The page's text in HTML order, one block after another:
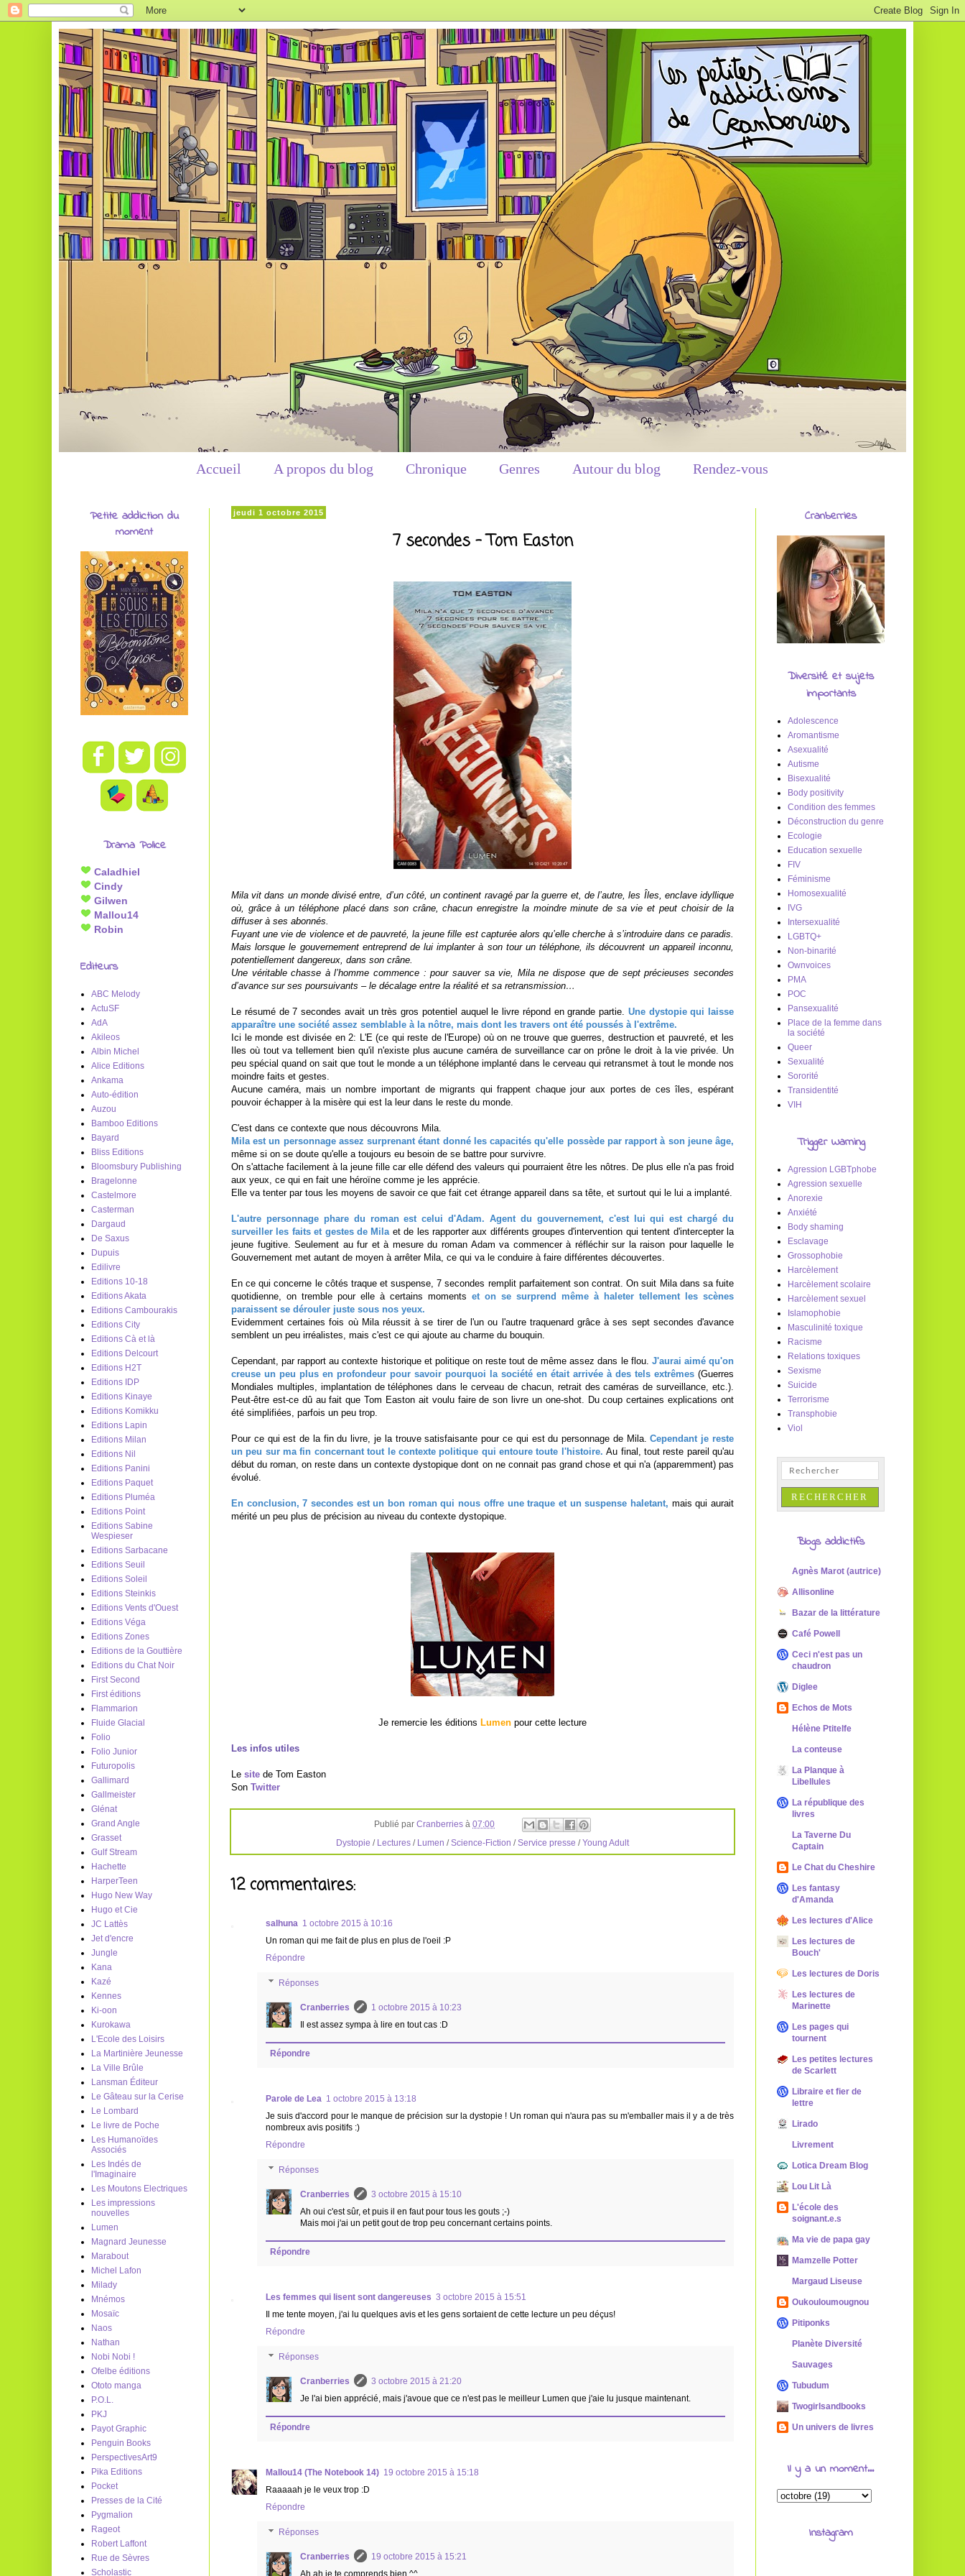
Accueil A propos du blog Chronique Genres Autour du blog Rendez-vous
jeudi 1 octobre 2015
7 secondes - Tom Easton
Mila vit dans un monde divisé entre, d’un côté, un continent ravagé par la guerre et, de l’autre, les Îles, enclave idyllique
où, grâce à un téléphone placé dans son crâne, chacun enregistre la moindre minute de sa vie et peut choisir de la
diffuser à ses abonnés.
Fuyant une vie de violence et de pauvreté, la jeune fille est capturée alors qu’elle cherche à s’introduire dans ce paradis.
Mais lorsque le gouvernement entreprend de lui implanter à son tour un téléphone, ils découvrent un appareil inconnu,
potentiellement dangereux, dans son crâne.
Une véritable chasse à l’homme commence : pour sauver sa vie, Mila ne dispose que de sept précieuses secondes
d’avance sur ses poursuivants – le décalage entre la réalité et sa retransmission…
Le résumé de 7 secondes avait un très gros potentiel auquel le livre répond en grande partie. Une dystopie qui laisse
apparaître une société assez semblable à la nôtre, mais dont les travers ont été poussés à l'extrême.
Ici le monde est divisée en 2: L'E (ce qui reste de l'Europe) où on ne trouve que guerres, destruction et pauvreté, et les
Iles où tout va tellement bien qu'il n'existe plus aucune caméra de surveillance car on prône le droit à la vie privée. Un
peu spécial quand on sait que tout le monde a un téléphone implanté dans le cerveau qui retransmet à tout le monde nos
moindre faits et gestes.
Aucune caméra, mais un nombre important de migrants qui frappent chaque jour aux portes de ces îles, espérant
pouvoir échapper à la misère qui est la leur dans le reste du monde.
C'est dans ce contexte que nous découvrons Mila.
Mila est un personnage assez surprenant étant donné les capacités qu'elle possède par rapport à son jeune âge,
même si on se doute qu'elle a toujours eu besoin de se battre pour survivre.
On s'attache facilement à la jeune fille car elle défend des valeurs qui pourraient être les nôtres. De plus elle n'a pas froid
aux yeux, ce qui en fait une héroïne comme je les apprécie.
Elle va tenter par tous les moyens de savoir ce que fait cet étrange appareil dans sa tête, et surtout qui le lui a implanté.
L'autre personnage phare du roman est celui d'Adam. Agent du gouvernement, c'est lui qui est chargé du
surveiller les faits et gestes de Mila et de les rapporter aux différents groupes d'intervention qui tentent d'intercepter la
jeune fugitive. Seulement au fur et à mesure du roman Adam va commencer à réfléchir sur la raison pour laquelle le
Gouvernement met autant de moyen à arrêter Mila, ce qui va le conduire à faire différentes découvertes.
En ce qui concerne le côtés traque et suspense, 7 secondes remplit parfaitement son contrat. On suit Mila dans sa fuite
quotidienne, on tremble pour elle à certains moments et on se surprend même à haleter tellement les scènes
paraissent se dérouler juste sous nos yeux.
Evidemment certaines fois où Mila réussit à se tirer de l'un ou l'autre traquenard grâce à ses sept secondes d'avance
semblent un peu irréalistes, mais c'est ce qui ajoute au charme du bouquin.
Cependant, par rapport au contexte historique et politique on reste tout de même assez dans le flou. J'aurai aimé qu'on
creuse un peu plus en profondeur pour savoir pourquoi la société en était arrivée à des tels extrêmes (Guerres
Mondiales multiples, implantation de téléphones dans le cerveau de chacun, retrait des caméras de surveillance, etc.).
Peut-être est-ce dû au fait que Tom Easton ait voulu faire de son livre un one-shot. Du coup certaines explications ont
été simplifiées, parfois un peu trop.
Pour ce qui est de la fin du livre, je la trouve satisfaisante pour ce qui est du personnage de Mila.Cependant je reste
un peu sur ma fin concernant tout le contexte politique qui entoure toute l'histoire.Au final, tout reste pareil qu'au
début du roman, on reste dans un contexte dystopique dont on ne connait pas grand chose et qui n'a (apparemment) pas
évolué.
En conclusion, 7 secondes est un bon roman qui nous offre une traque et un suspense haletant, mais qui aurait
mérité un peu plus de précision au niveau du contexte dystopique.
Je remercie les éditions Lumen pour cette lecture
Les infos utiles
Le site de Tom Easton
Son Twitter
Publié par Cranberries à 07:00
Dystopie / Lectures / Lumen /Science-Fiction /Service presse /Young Adult
12 commentaires:
salhuna 1 octobre 2015 à 10:16
Un roman qui me fait de plus en plus de l'oeil :P
Répondre
Réponses
Cranberries
1 octobre 2015 à 10:23
Il est assez sympa à lire en tout cas :D
Répondre
Parole de Lea 1 octobre 2015 à 13:18
Je suis d'accord pour le manque de précision sur la dystopie ! Un roman qui n'aura pas su m'emballer mais il y a de très
nombreux avis positifs :)
Répondre
Réponses
Cranberries
3 octobre 2015 à 15:10
Ah oui c'est sûr, et puis il en faut pour tous les gouts ;-)
Mais moi j'ai un petit gout de trop peu concernant certains points.
Répondre
Les femmes qui lisent sont dangereuses 3 octobre 2015 à 15:51
Il me tente moyen, j'ai lu quelques avis et les gens sortaient de cette lecture un peu déçus!
Répondre
Réponses
Cranberries
3 octobre 2015 à 21:20
Je l'ai bien apprécié, mais j'avoue que ce n'est pas le meilleur Lumen que j'aie lu jusque maintenant.
Répondre
Mallou14 (The Notebook 14) 19 octobre 2015 à 15:18
Raaaaah je le veux trop :D
Répondre
Réponses
Cranberries
19 octobre 2015 à 15:21
Petite addiction du
moment
Drama Police
Caladhiel
Cindy
Gilwen
Mallou14
Robin
Editeurs
ABC Melody
ActuSF
AdA
Akileos
Albin Michel
Alice Editions
Ankama
Auto-édition
Auzou
Bamboo Editions
Bayard
Bliss Editions
Bloomsbury Publishing
Bragelonne
Castelmore
Casterman
Dargaud
De Saxus
Dupuis
Edilivre
Editions 10-18
Editions Akata
Editions Cambourakis
Editions City
Editions Cà et là
Editions Delcourt
Editions H2T
Editions IDP
Editions Kinaye
Editions Komikku
Editions Lapin
Editions Milan
Editions Nil
Editions Panini
Editions Paquet
Editions Pluméa
Editions Point
Editions Sabine
Wespieser
Editions Sarbacane
Editions Seuil
Editions Soleil
Editions Steinkis
Editions Vents d'Ouest
Editions Véga
Editions Zones
Editions de la Gouttière
Editions du Chat Noir
First Second
First éditions
Flammarion
Fluide Glacial
Folio
Folio Junior
Futuropolis
Gallimard
Gallmeister
Glénat
Grand Angle
Grasset
Gulf Stream
Hachette
HarperTeen
Hugo New Way
Hugo et Cie
JC Lattès
Jet d'encre
Jungle
Kana
Kazé
Kennes
Ki-oon
Kurokawa
L'Ecole des Loisirs
La Martinière Jeunesse
La Ville Brûle
Lansman Éditeur
Le Gâteau sur la Cerise
Le Lombard
Le livre de Poche
Les Humanoïdes
Associés
Les Indés de
l'Imaginaire
Les Moutons Electriques
Les impressions
nouvelles
Lumen
Magnard Jeunesse
Marabout
Michel Lafon
Milady
Mnémos
Mosaïc
Naos
Nathan
Nobi Nobi !
Ofelbe éditions
Ototo manga
P.O.L.
PKJ
Payot Graphic
Penguin Books
PerspectivesArt9
Pika Editions
Pocket
Presses de la Cité
Pygmalion
Rageot
Robert Laffont
Rue de Sèvres
Scholastic
Cranberries
Diversité et sujets
importants
Adolescence
Aromantisme
Asexualité
Autisme
Bisexualité
Body positivity
Condition des femmes
Déconstruction du genre
Ecologie
Education sexuelle
FIV
Féminisme
Homosexualité
IVG
Intersexualité
LGBTQ+
Non-binarité
Ownvoices
PMA
POC
Pansexualité
Place de la femme dans
la société
Queer
Sexualité
Sororité
Transidentité
VIH
Trigger Warning
Agression LGBTphobe
Agression sexuelle
Anorexie
Anxiété
Body shaming
Esclavage
Grossophobie
Harcèlement
Harcèlement scolaire
Harcèlement sexuel
Islamophobie
Masculinité toxique
Racisme
Relations toxiques
Sexisme
Suicide
Terrorisme
Transphobie
Viol
Blogs addictifs
Agnès Marot (autrice)
Allisonline
Bazar de la littérature
Café Powell
Ceci n'est pas un
chaudron
Diglee
Echos de Mots
Hélène Ptitelfe
La conteuse
La Planque à
Libellules
La république des
livres
La Taverne Du
Captain
Le Chat du Cheshire
Les fantasy
d'Amanda
Les lectures d'Alice
Les lectures de
Bouch'
Les lectures de Doris
Les lectures de
Marinette
Les pages qui
tournent
Les petites lectures
de Scarlett
Libraire et fier de
lettre
Lirado
Livrement
Lotica Dream Blog
Lou Lit Là
L'école des
soignant.e.s
Ma vie de papa gay
Mamzelle Potter
Margaud Liseuse
Oukouloumougnou
Pitiponks
Planète Diversité
Sauvages
Tubudum
Twogirlsandbooks
Un univers de livres
Il y a un moment...
Instagram